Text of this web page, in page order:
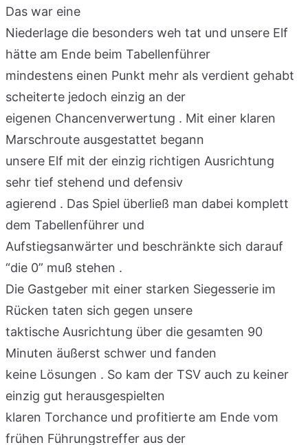
Das war eine
Niederlage die besonders weh tat und unsere Elf
hätte am Ende beim Tabellenführer
mindestens einen Punkt mehr als verdient gehabt
scheiterte jedoch einzig an der
eigenen Chancenverwertung . Mit einer klaren
Marschroute ausgestattet begann
unsere Elf mit der einzig richtigen Ausrichtung
sehr tief stehend und defensiv
agierend . Das Spiel überließ man dabei komplett
dem Tabellenführer und
Aufstiegsanwärter und beschränkte sich darauf
“die 0” muß stehen .
Die Gastgeber mit einer starken Siegesserie im
Rücken taten sich gegen unsere
taktische Ausrichtung über die gesamten 90
Minuten äußerst schwer und fanden
keine Lösungen . So kam der TSV auch zu keiner
einzig gut herausgespielten
klaren Torchance und profitierte am Ende vom
frühen Führungstreffer aus der